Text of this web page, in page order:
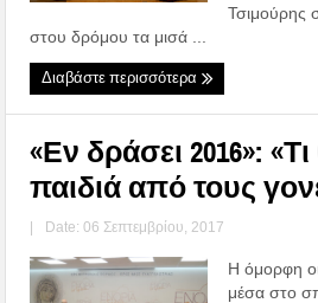
Τσιμούρης
στου δρόμου τα μισά ...
Διαβάστε περισσότερα
«Εν δράσει 2016»:
παιδιά από τους
| Date: 06 Σεπτεμβρίου, 2017
Η όμορφη
μέσα στο